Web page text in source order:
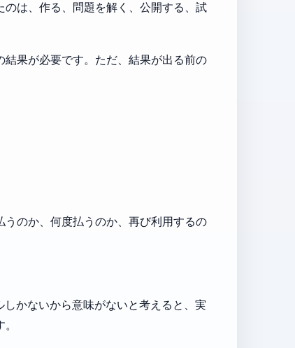
は、作る、問題を解く、公開する、試
果が必要です。ただ、結果が出る前の
のか、何度払うのか、再び利用するの
かないから意味がないと考えると、実